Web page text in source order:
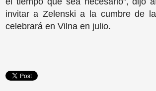
invitar a Zelenski a la cumbre de
celebrará en Vilna en julio.